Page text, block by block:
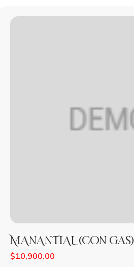
MANANTIAL (con gas)
$10,900.00